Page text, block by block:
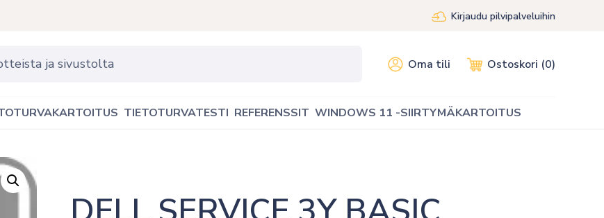
Kirjaudu pilvipalveluihin
Oma tili Ostoskori (0)
TIETOTURVATESTI REFERENSSIT WINDOWS 11 -SIIRTYMÄKARTOITUS